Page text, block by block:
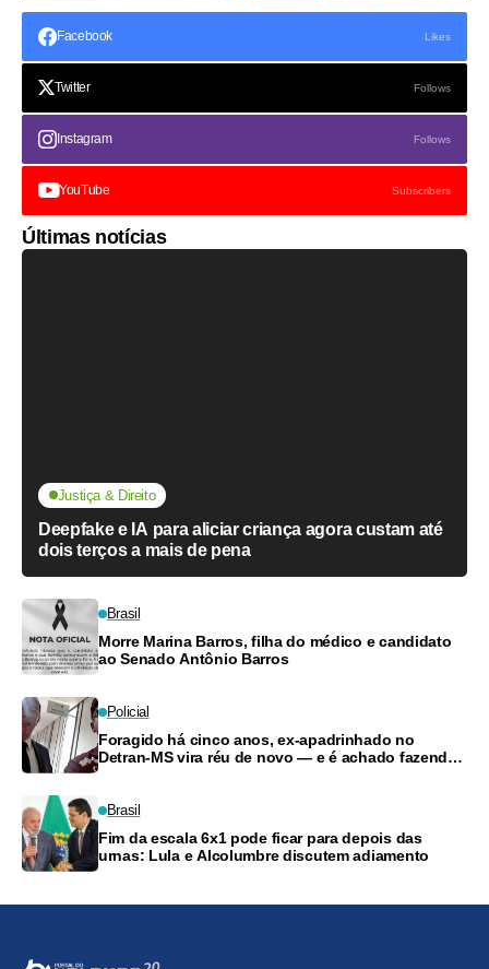
Facebook Likes
Twitter Follows
Instagram Follows
YouTube Subscribers
Últimas notícias
Justiça & Direito
Deepfake e IA para aliciar criança agora custam até
dois terços a mais de pena
Brasil
Morre Marina Barros, filha do médico e candidato
ao Senado Antônio Barros
Policial
Foragido há cinco anos, ex-apadrinhado no
Detran-MS vira réu de novo — e é achado fazendo
Brasil
Fim da escala 6x1 pode ficar para depois das
urnas: Lula e Alcolumbre discutem adiamento